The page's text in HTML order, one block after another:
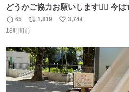
どうかご協力お願いします🙇‍♂️ 今は亡き祖父母の家の取り壊
しが決まり、どうしても処分して
引き取り手を探しております この2つは私の祖母が当初一
さで亡くなりましたが、この家具
りました 続く↓
返
信
65
リ
ポ
ト
数
1,819
い
数
3,744
18時間前